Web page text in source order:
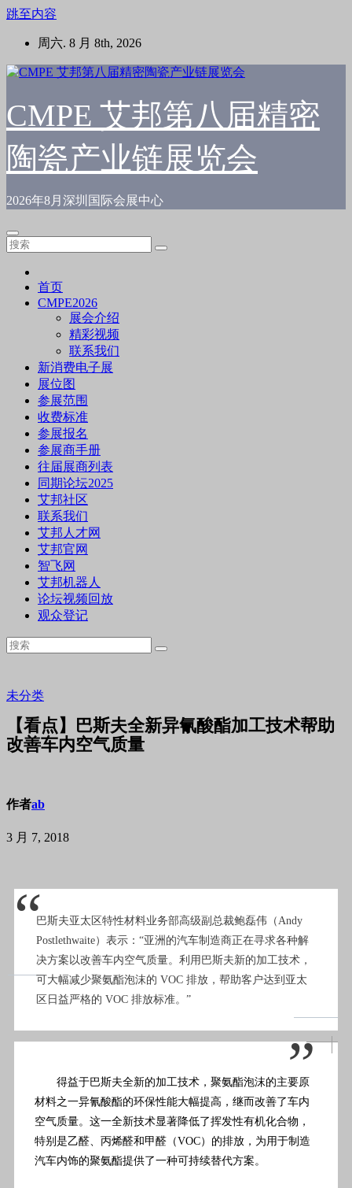
跳至内容
周六. 8 月 8th, 2026
CMPE 艾邦第八届精密
陶瓷产业链展览会
2026年8月深圳国际会展中心
首页
CMPE2026
展会介绍
精彩视频
联系我们
新消费电子展
展位图
参展范围
收费标准
参展报名
参展商手册
往届展商列表
同期论坛2025
艾邦社区
联系我们
艾邦人才网
艾邦官网
智飞网
艾邦机器人
论坛视频回放
观众登记
未分类
【看点】巴斯夫全新异氰酸酯加工技术帮助
改善车内空气质量
作者ab
3 月 7, 2018
“巴斯夫亚太区特性材料业务部高级副总裁鲍磊伟（Andy
Postlethwaite）表示：“亚洲的汽车制造商正在寻求各种解
决方案以改善车内空气质量。利用巴斯夫新的加工技术，
可大幅减少聚氨酯泡沫的 VOC 排放，帮助客户达到亚太
区日益严格的 VOC 排放标准。”
”
得益于巴斯夫全新的加工技术，聚氨酯泡沫的主要原
材料之一异氰酸酯的环保性能大幅提高，继而改善了车内
空气质量。这一全新技术显著降低了挥发性有机化合物，
特别是乙醛、丙烯醛和甲醛（VOC）的排放，为用于制造
汽车内饰的聚氨酯提供了一种可持续替代方案。